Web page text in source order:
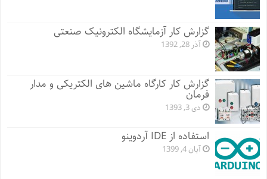
گزارش کار آزمایشگاه الکترونیک صنعتی
آذر 28, 1392
گزارش کار کارگاه ماشین های الکتریکی و مدار
فرمان
دی 3, 1393
استفاده از IDE آردوینو
آبان 4, 1399